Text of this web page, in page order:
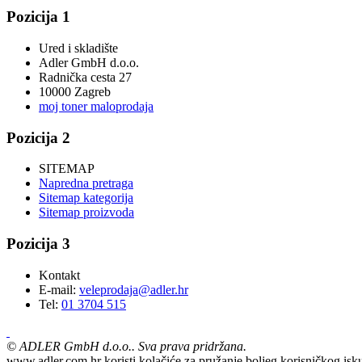
Pozicija 1
Ured i skladište
Adler GmbH d.o.o.
Radnička cesta 27
10000 Zagreb
moj toner maloprodaja
Pozicija 2
SITEMAP
Napredna pretraga
Sitemap kategorija
Sitemap proizvoda
Pozicija 3
Kontakt
E-mail: veleprodaja@adler.hr
Tel: 01 3704 515
© ADLER GmbH d.o.o.. Sva prava pridržana.